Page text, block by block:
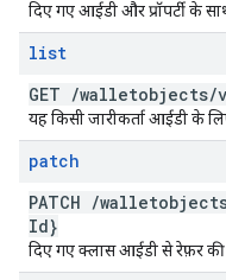
दिए गए आईडी और प्रॉपर्टी के
list
GET /walletobjects/
यह किसी जारीकर्ता आईडी के
patch
PATCH /
Id}
दिए गए क्लास आईडी से रेफ़र